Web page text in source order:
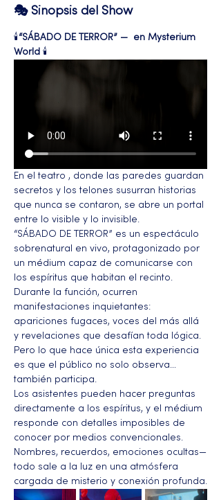
🎭 Sinopsis del Show
🕯️“SÁBADO DE TERROR” —  en Mysterium
World 🕯️
En el teatro , donde las paredes guardan
secretos y los telones susurran historias
que nunca se contaron, se abre un portal
entre lo visible y lo invisible.
“SÁBADO DE TERROR” es un espectáculo
sobrenatural en vivo, protagonizado por
un médium capaz de comunicarse con
los espíritus que habitan el recinto.
Durante la función, ocurren
manifestaciones inquietantes:
apariciones fugaces, voces del más allá
y revelaciones que desafían toda lógica.
Pero lo que hace única esta experiencia
es que el público no solo observa…
también participa.
Los asistentes pueden hacer preguntas
directamente a los espíritus, y el médium
responde con detalles imposibles de
conocer por medios convencionales.
Nombres, recuerdos, emociones ocultas—
todo sale a la luz en una atmósfera
cargada de misterio y conexión profunda.